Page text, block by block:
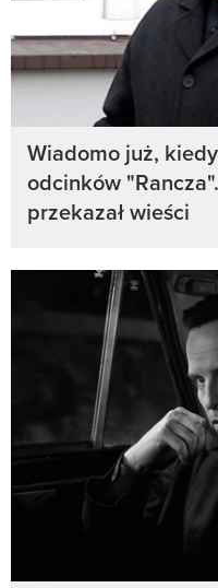
Wiadomo już,
odcinków
przekazał wieści